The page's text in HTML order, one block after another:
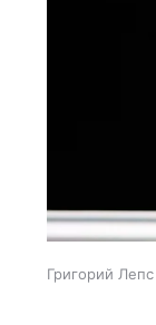
Григорий